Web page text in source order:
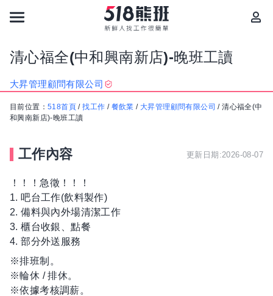
清心福全(中和興南新店)-晚班工讀
大昇管理顧問有限公司
目前位置： 518首頁 /找工作 / 餐飲業 / 大昇管理顧問有限公司 /清心福全(中
和興南新店)-晚班工讀
工作內容 更新日期:2026-08-07
！！！急徵！！！
1. 吧台工作(飲料製作)
2. 備料與內外場清潔工作
3. 櫃台收銀、點餐
4. 部分外送服務
※排班制。
※輪休 / 排休。
※依據考核調薪。